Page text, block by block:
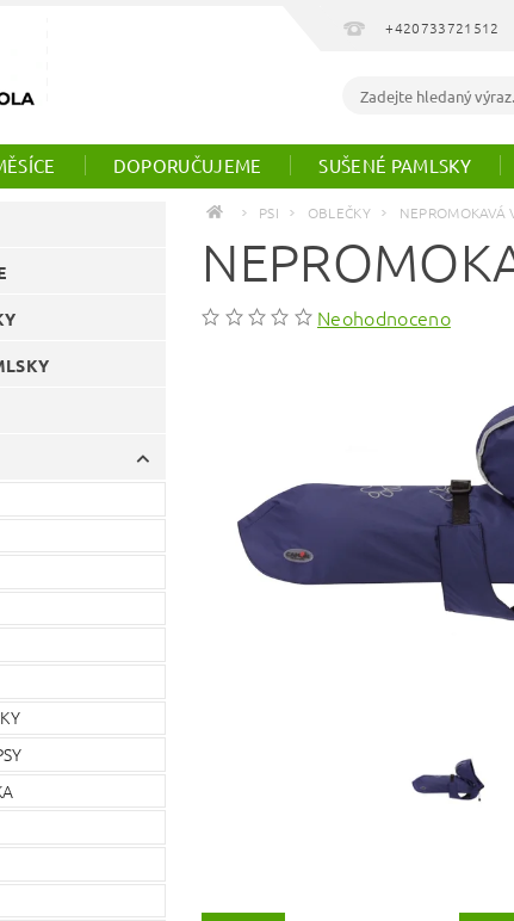
+420733721512
DOPORUČUJEME SUŠENÉ PAMLSKY
PSI OBLEČKY NEPROMOKAVÁ
Neohodnoceno